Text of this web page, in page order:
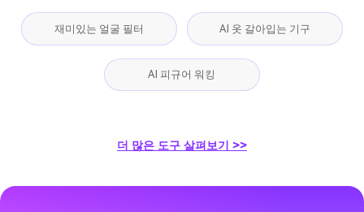
재미있는 얼굴 필터 AI 옷 갈아입는 기구
AI 피규어 워킹
더 많은 도구 살펴보기 >>